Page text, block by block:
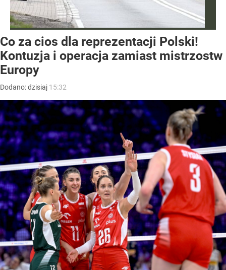
Co za cios dla reprezentacji Polski!
Kontuzja i operacja zamiast mistrzostw
Europy
Dodano:dzisiaj 15:32